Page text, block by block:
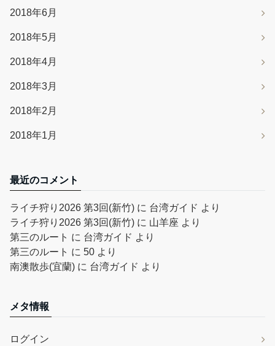
2018年6月
2018年5月
2018年4月
2018年3月
2018年2月
2018年1月
最近のコメント
ライチ狩り2026 第3回(新竹) に 台湾ガイド より
ライチ狩り2026 第3回(新竹) に 山羊座 より
第三のルート に 台湾ガイド より
第三のルート に 50 より
南澳散歩(宜蘭) に 台湾ガイド より
メタ情報
ログイン